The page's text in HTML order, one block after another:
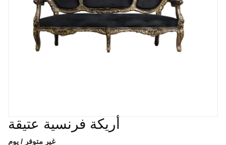
أريكة فرنسية عتيقة
غير متوفر / يوم